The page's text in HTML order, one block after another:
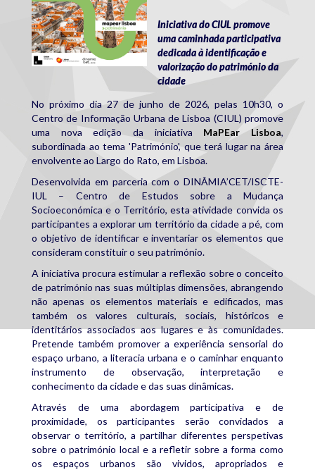
Iniciativa do CIUL promove
uma caminhada participativa
dedicada à identificação e
valorização do património da
cidade
No próximo dia 27 de junho de 2026, pelas 10h30, o
Centro de Informação Urbana de Lisboa (CIUL) promove
uma nova edição da iniciativa MaPEar Lisboa,
subordinada ao tema 'Património', que terá lugar na área
envolvente ao Largo do Rato, em Lisboa.
Desenvolvida em parceria com o DINÂMIA’CET/ISCTE-
IUL – Centro de Estudos sobre a Mudança
Socioeconómica e o Território, esta atividade convida os
participantes a explorar um território da cidade a pé, com
o objetivo de identificar e inventariar os elementos que
consideram constituir o seu património.
A iniciativa procura estimular a reflexão sobre o conceito
de património nas suas múltiplas dimensões, abrangendo
não apenas os elementos materiais e edificados, mas
também os valores culturais, sociais, históricos e
identitários associados aos lugares e às comunidades.
Pretende também promover a experiência sensorial do
espaço urbano, a literacia urbana e o caminhar enquanto
instrumento de observação, interpretação e
conhecimento da cidade e das suas dinâmicas.
Através de uma abordagem participativa e de
proximidade, os participantes serão convidados a
observar o território, a partilhar diferentes perspetivas
sobre o património local e a refletir sobre a forma como
os espaços urbanos são vividos, apropriados e